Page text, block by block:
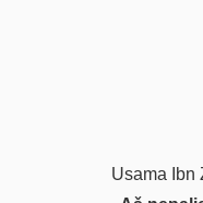
Usama Ibn